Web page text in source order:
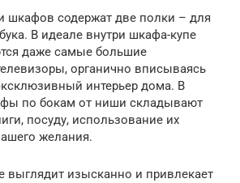
шкафов содержат две полки – для
В идеале внутри шкафа-купе
даже самые большие
органично вписываясь
интерьер дома. В
по бокам от ниши складывают
посуду, использование их
желания.
выглядит изысканно и привлекает